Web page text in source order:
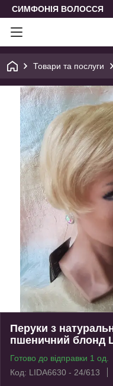
СИМФОНІЯ ВОЛОССЯ
Товари та послуги
Перуки з
пшеничний блонд
Готово до відправки 1 од.
Код: LIDA6630 - 24/613